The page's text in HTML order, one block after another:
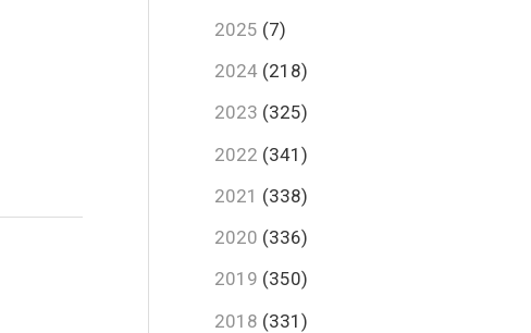
2025 (7)
2024 (218)
2023 (325)
2022 (341)
2021 (338)
2020 (336)
2019 (350)
2018 (331)